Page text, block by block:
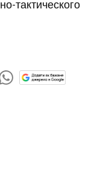
тактического